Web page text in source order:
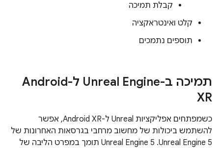
קבלת תמיכה
קלט ואינטראקציה
תוספים נתמכים
תמיכה ב-Unreal Engine ל-Android
XR
כשמפתחים אפליקציות Unreal ל-Android XR, אפשר
להשתמש ביכולות של מחשוב מרחבי בגרסאות האחרונות של
Unreal Engine 5. ‫Unreal Engine 5 תומך במפרט הליבה של